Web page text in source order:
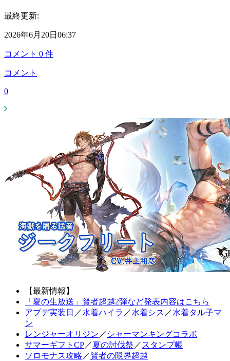
最終更新:
2026年6月20日06:37
コメント 0 件
コメント
0
【最新情報】
「夏の生放送」賢者超越2弾など発表内容はこちら
アプデ実装日 ／水着ハイラ ／水着シス ／水着タル子マ
ン
レンジャーオリジン ／ シャーマンキングコラボ
サマーギフトCP／夏の討伐祭 ／ スタンプ帳
ソロモナス攻略 ／賢者の限界超越